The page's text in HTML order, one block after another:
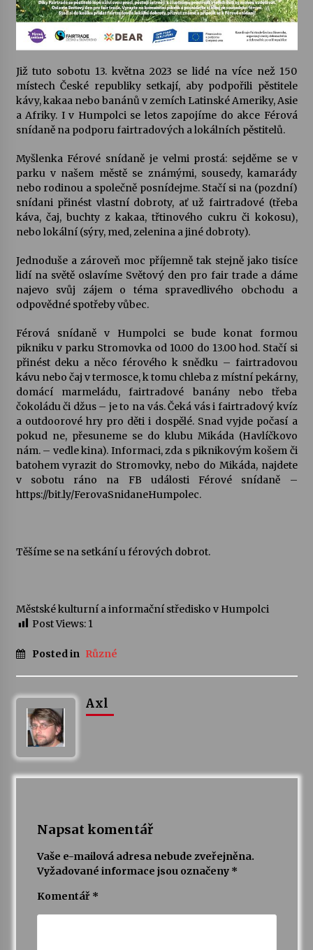
13. 7. 2026
Varhanní recitál Michala Novenka v Klášteře
3. 7. 2026
Petr Adamec – Malovaný svět
30. 6. 2026
Již tuto sobotu 13. května 2023 se lidé na více než 150
místech České republiky setkají, aby podpořili pěstitele
kávy, kakaa nebo banánů v zemích Latinské Ameriky, Asie
a Afriky. I v Humpolci se letos zapojíme do akce Férová
snídaně na podporu fairtradových a lokálních pěstitelů.
Myšlenka Férové snídaně je velmi prostá: sejděme se v
parku v našem městě se známými, sousedy, kamarády
nebo rodinou a společně posnídejme. Stačí si na (pozdní)
snídani přinést vlastní dobroty, ať už fairtradové (třeba
káva, čaj, buchty z kakaa, třtinového cukru či kokosu),
nebo lokální (sýry, med, zelenina a jiné dobroty).
Jednoduše a zároveň moc příjemně tak stejně jako tisíce
lidí na světě oslavíme Světový den pro fair trade a dáme
najevo svůj zájem o téma spravedlivého obchodu a
odpovědné spotřeby vůbec.
Férová snídaně v Humpolci se bude konat formou
pikniku v parku Stromovka od 10.00 do 13.00 hod. Stačí si
přinést deku a něco férového k snědku – fairtradovou
kávu nebo čaj v termosce, k tomu chleba z místní pekárny,
domácí marmeládu, fairtradové banány nebo třeba
čokoládu či džus – je to na vás. Čeká vás i fairtradový kvíz
a outdoorové hry pro děti i dospělé. Snad vyjde počasí a
pokud ne, přesuneme se do klubu Mikáda (Havlíčkovo
nám. – vedle kina). Informaci, zda s piknikovým košem či
batohem vyrazit do Stromovky, nebo do Mikáda, najdete
v sobotu ráno na FB události Férové snídaně –
https://bit.ly/FerovaSnidaneHumpolec.
Těšíme se na setkání u férových dobrot.
Městské kulturní a informační středisko v Humpolci
Post Views: 1
Posted in Různé
Axl
Napsat komentář
Vaše e-mailová adresa nebude zveřejněna.
Vyžadované informace jsou označeny *
Komentář *